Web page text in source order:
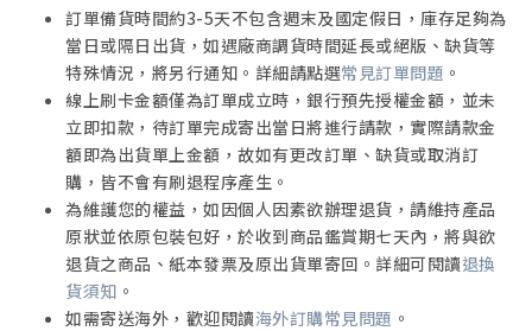
訂單備貨時間約3-5天不包含週末及國定假日，庫存足夠為
當日或隔日出貨，如遇廠商調貨時間延長或絕版、缺貨等
特殊情況，將另行通知。詳細請點選常見訂單問題 。
線上刷卡金額僅為訂單成立時，銀行預先授權金額，並未
立即扣款，待訂單完成寄出當日將進行請款，實際請款金
額即為出貨單上金額，故如有更改訂單、缺貨或取消訂
購，皆不會有刷退程序產生。
為維護您的權益，如因個人因素欲辦理退貨，請維持產品
原狀並依原包裝包好，於收到商品鑑賞期七天內，將與欲
退貨之商品、紙本發票及原出貨單寄回。詳細可閱讀退換
貨須知 。
如需寄送海外，歡迎閱讀海外訂購常見問題 。